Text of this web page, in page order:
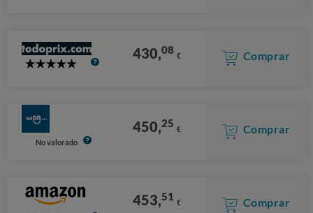
5
430,08 € Comprar
No valorado
450,25 € Comprar
453,51 € Comprar